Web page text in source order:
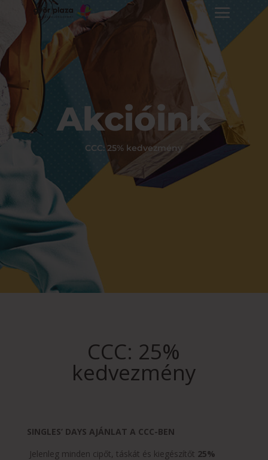
Akcióink
CCC: 25% kedvezmény
CCC: 25%
kedvezmény
SINGLES’ DAYS AJÁNLAT A CCC-BEN
Jelenleg minden cipőt, táskát és kiegészítőt 25%